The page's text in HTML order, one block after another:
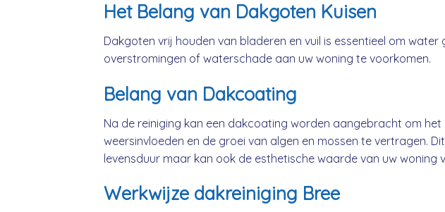
Het Belang van Dakgoten Kuisen
Dakgoten vrij houden van bladeren en vuil is essentieel om water
overstromingen of waterschade aan uw woning te voorkomen.
Belang van Dakcoating
Na de reiniging kan een dakcoating worden aangebracht om
weersinvloeden en de groei van algen en mossen te vertragen.
levensduur maar kan ook de esthetische waarde van uw woning
Werkwijze dakreiniging Bree